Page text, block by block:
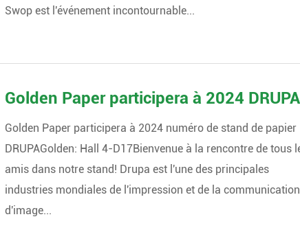
Swop est l'événement incontournable...
Golden Paper participera à 2024 DRUPA
Golden Paper participera à 2024 numéro de stand de papier
DRUPAGolden: Hall 4-D17Bienvenue à la rencontre de tous
amis dans notre stand! Drupa est l'une des principales
industries mondiales de l'impression et de la communication
d'image...